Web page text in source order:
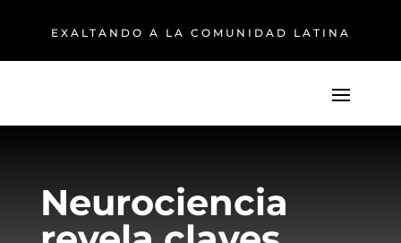
EXALTANDO A LA COMUNIDAD LATINA
Neurociencia